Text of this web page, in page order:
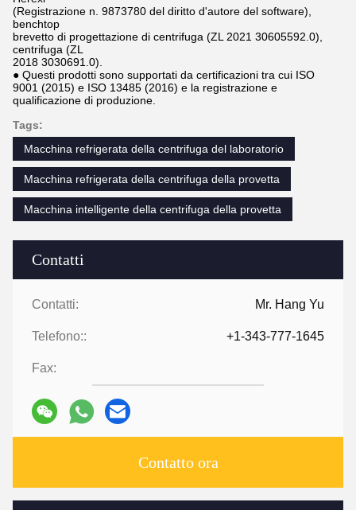
Contatti
Contatti: Mr. Hang Yu
Telefono:: +1-343-777-1645
Fax:
Contatto ora
(Registrazione n. 9873780 del diritto d'autore del software),
benchtop
brevetto di progettazione di centrifuga (ZL 2021 30605592.0),
centrifuga (ZL
2018 3030691.0).
● Questi prodotti sono supportati da certificazioni tra cui ISO
9001 (2015) e ISO 13485 (2016) e la registrazione e
qualificazione di produzione.
Tags:
Macchina refrigerata della centrifuga del laboratorio
Macchina refrigerata della centrifuga della provetta
Macchina intelligente della centrifuga della provetta